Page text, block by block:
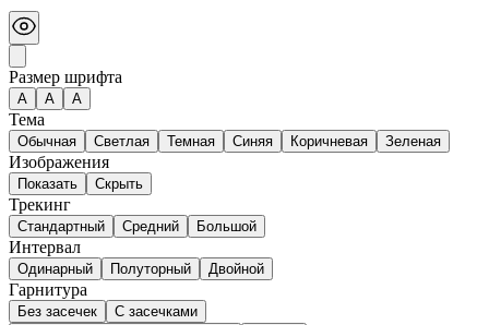
Размер шрифта
А A A
Тема
Обычная Светлая Темная Синяя Коричневая Зеленая
Изображения
Показать Скрыть
Трекинг
Стандартный Средний Большой
Интервал
Одинарный Полуторный Двойной
Гарнитура
Без засечек
С засечками